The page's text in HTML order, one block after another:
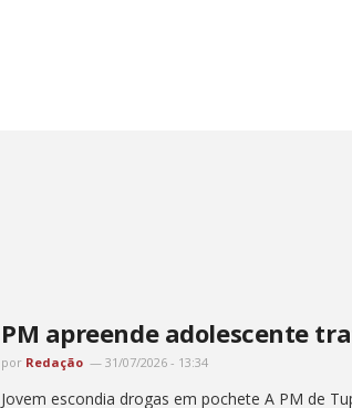
PM apreende adolescente
por Redação 31/07/2026 - 13:34
Jovem escondia drogas em pochete A PM de